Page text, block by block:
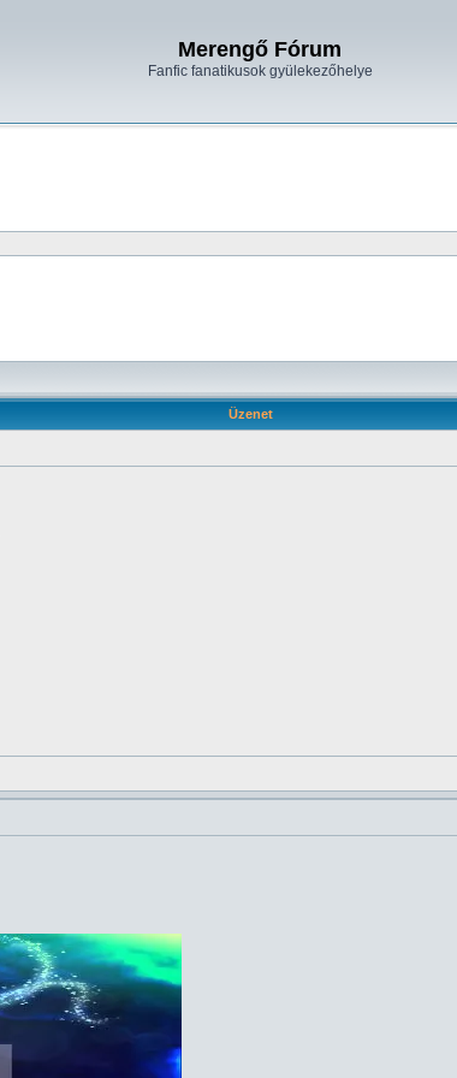
Merengő Fórum
Fanfic fanatikusok gyülekezőhelye
Üzenet